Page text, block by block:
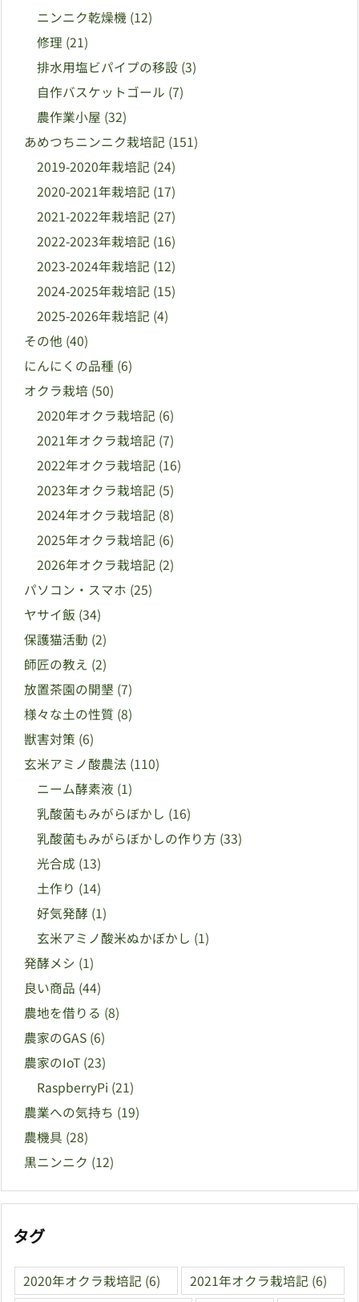
ニンニク乾燥機 (12)
修理 (21)
排水用塩ビパイプの移設 (3)
自作バスケットゴール (7)
農作業小屋 (32)
あめつちニンニク栽培記 (151)
2019-2020年栽培記 (24)
2020-2021年栽培記 (17)
2021-2022年栽培記 (27)
2022-2023年栽培記 (16)
2023-2024年栽培記 (12)
2024-2025年栽培記 (15)
2025-2026年栽培記 (4)
その他 (40)
にんにくの品種 (6)
オクラ栽培 (50)
2020年オクラ栽培記 (6)
2021年オクラ栽培記 (7)
2022年オクラ栽培記 (16)
2023年オクラ栽培記 (5)
2024年オクラ栽培記 (8)
2025年オクラ栽培記 (6)
2026年オクラ栽培記 (2)
パソコン・スマホ (25)
ヤサイ飯 (34)
保護猫活動 (2)
師匠の教え (2)
放置茶園の開墾 (7)
様々な土の性質 (8)
獣害対策 (6)
玄米アミノ酸農法 (110)
ニーム酵素液 (1)
乳酸菌もみがらぼかし (16)
乳酸菌もみがらぼかしの作り方 (33)
光合成 (13)
土作り (14)
好気発酵 (1)
玄米アミノ酸米ぬかぼかし (1)
発酵メシ (1)
良い商品 (44)
農地を借りる (8)
農家のGAS (6)
農家のIoT (23)
RaspberryPi (21)
農業への気持ち (19)
農機具 (28)
黒ニンニク (12)
タグ
2020年オクラ栽培記 (6) 2021年オクラ栽培記 (6)